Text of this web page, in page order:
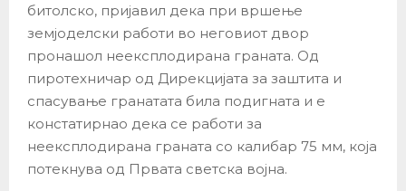
битолско, пријавил дека при вршење
земјоделски работи во неговиот двор
пронашол неексплодирана граната. Од
пиротехничар од Дирекцијата за заштита и
спасување гранатата била подигната и е
констатирнао дека се работи за
неексплодирана граната со калибар 75 мм, која
потекнува од Првата светска војна.